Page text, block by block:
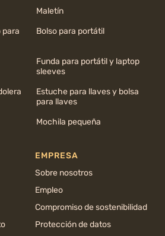
Maletín
para
Bolso para portátil
Funda para portátil y laptop
sleeves
Estuche para llaves y bolsa
para llaves
Mochila pequeña
EMPRESA
Sobre nosotros
Empleo
Compromiso de sostenibilidad
Protección de datos